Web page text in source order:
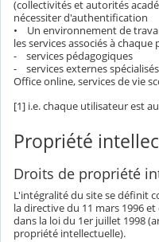
(collectivités et autorités
nécessiter d'authentification
• Un environnement de
les services associés à
- services pédagogiques
- services externes
Office online, services de vie
[1] i.e. chaque utilisateur est
Propriété
Droits de propriété
L'intégralité du site se définit
la directive du 11 mars 1996
dans la loi du 1er juillet 1998
propriété intellectuelle).